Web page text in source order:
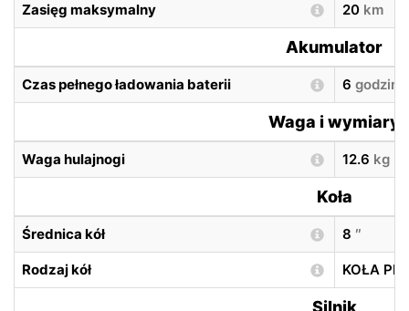
Zasięg maksymalny 20 km
Akumulator
Czas pełnego ładowania baterii 6 godzin
Waga i wymiary
Waga hulajnogi 12.6 kg
Koła
Średnica kół 8 ″
Rodzaj kół KOŁA
Silnik